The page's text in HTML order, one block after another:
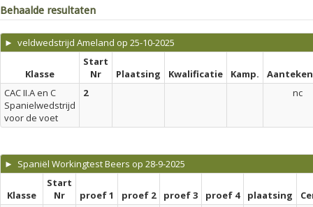
Behaalde resultaten
► veldwedstrijd Ameland op 25-10-2025
Klasse
Start
Nr
Plaatsing Kwalificatie Kamp.
CAC II.A en C
Spanielwedstrijd
voor de voet
2 nc
► Spaniël Workingtest Beers op 28-9-2025
Klasse
Start
Nr
proef 1 proef 2 proef 3 proef 4 plaatsing